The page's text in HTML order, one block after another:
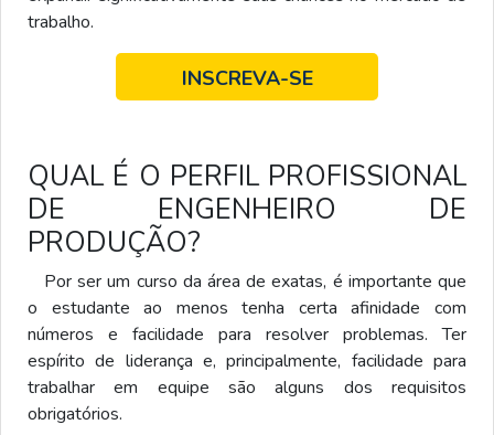
trabalho.
INSCREVA-SE
QUAL É O PERFIL PROFISSIONAL
DE ENGENHEIRO DE
PRODUÇÃO?
Por ser um curso da área de exatas, é importante que
o estudante ao menos tenha certa afinidade com
números e facilidade para resolver problemas. Ter
espírito de liderança e, principalmente, facilidade para
trabalhar em equipe são alguns dos requisitos
obrigatórios.